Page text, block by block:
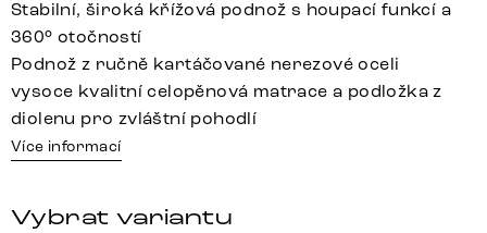
Stabilní, široká křížová podnož s houpací funkcí a
360° otočností
Podnož z ručně kartáčované nerezové oceli
vysoce kvalitní celopěnová matrace a podložka z
diolenu pro zvláštní pohodlí
Více informací
Vybrat variantu